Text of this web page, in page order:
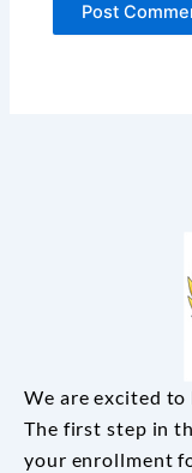
We are excited
The first step in
your enrollment